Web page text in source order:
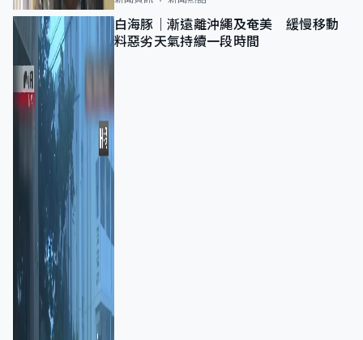
白海豚｜漸遠離沖繩及奄美 緩慢移動
料惡劣天氣持續一段時間